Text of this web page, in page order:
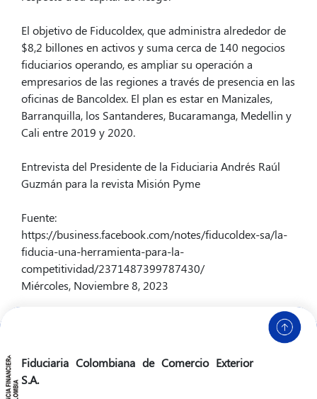
El objetivo de Fiducoldex, que administra alrededor de
$8,2 billones en activos y suma cerca de 140 negocios
fiduciarios operando, es ampliar su operación a
empresarios de las regiones a través de presencia en las
oficinas de Bancoldex. El plan es estar en Manizales,
Barranquilla, los Santanderes, Bucaramanga, Medellin y
Cali entre 2019 y 2020.
Entrevista del Presidente de la Fiduciaria Andrés Raúl
Guzmán para la revista Misión Pyme
Fuente:
https://business.facebook.com/notes/fiducoldex-sa/la-
fiducia-una-herramienta-para-la-
competitividad/2371487399787430/
Miércoles, Noviembre 8, 2023
Fiduciaria Colombiana de Comercio Exterior
S.A.